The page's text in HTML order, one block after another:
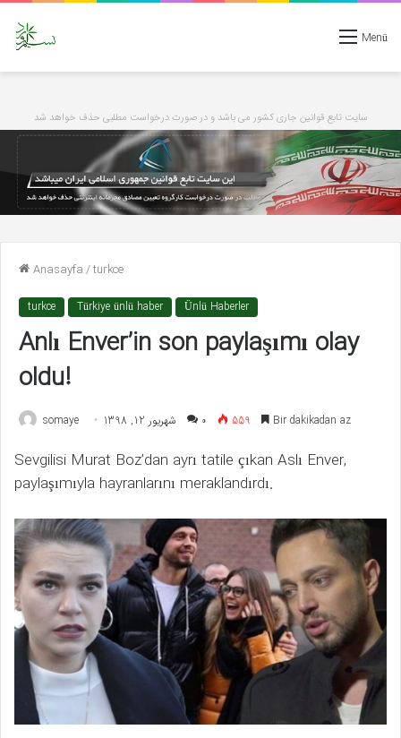
Menü
سایت تابع قوانین جاری کشور می باشد و در صورت درخواست مطلبی حذف خواهد شد
Anasayfa/turkce
turkce Türkiye ünlü haber Ünlü Haberler
Anlı Enver’in son paylaşımı olay
oldu!
somaye شهریور 12, 1398 ۰ 559 Bir dakikadan az
Sevgilisi Murat Boz’dan ayrı tatile çıkan Aslı Enver,
paylaşımıyla hayranlarını meraklandırdı.